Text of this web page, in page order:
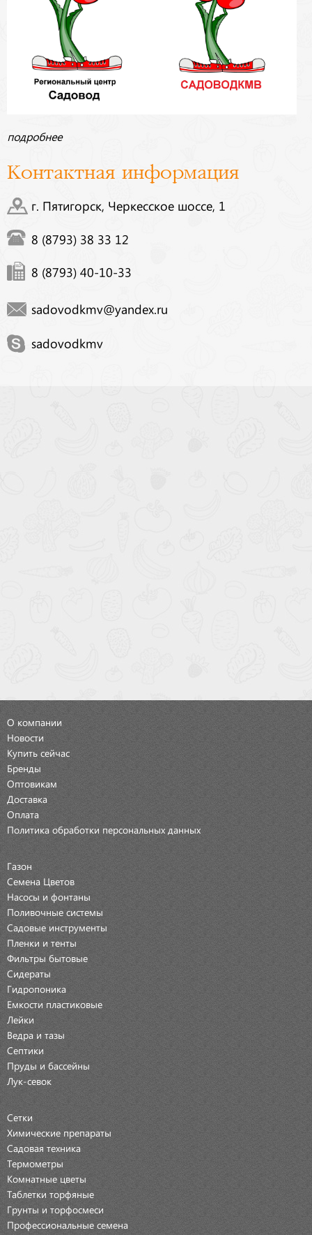
подробнее
Контактная информация
г. Пятигорск, Черкесское шоссе, 1
8 (8793) 38 33 12
8 (8793) 40-10-33
sadovodkmv@yandex.ru
sadovodkmv
О компании
Новости
Купить сейчас
Бренды
Оптовикам
Доставка
Оплата
Политика обработки персональных данных
Газон
Семена Цветов
Насосы и фонтаны
Поливочные системы
Садовые инструменты
Пленки и тенты
Фильтры бытовые
Сидераты
Гидропоника
Емкости пластиковые
Лейки
Ведра и тазы
Септики
Пруды и бассейны
Лук-севок
Сетки
Химические препараты
Садовая техника
Термометры
Комнатные цветы
Таблетки торфяные
Грунты и торфосмеси
Профессиональные семена